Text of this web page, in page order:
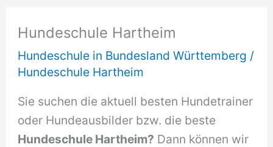
Hundeschule Hartheim
Hundeschule in Bundesland Württemberg /
Hundeschule Hartheim
Sie suchen die aktuell besten Hundetrainer
oder Hundeausbilder bzw. die beste
Hundeschule Hartheim? Dann können wir